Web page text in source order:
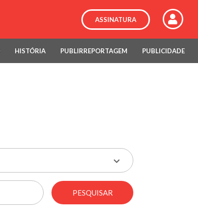
ASSINATURA
HISTÓRIA PUBLIRREPORTAGEM PUBLICIDADE
PESQUISAR